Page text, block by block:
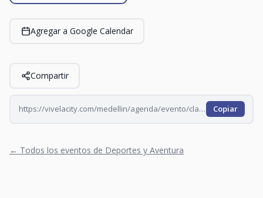
Agregar a Google Calendar
Compartir
https://vivelacity.com/medellin/agenda/evento/clase-de-rumba-en-oviedo-domingo-2026-07-26 Copiar
← Todos los eventos de Deportes y Aventura